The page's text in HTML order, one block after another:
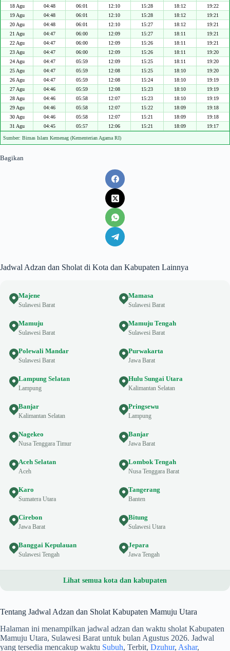
18 Agu
04:48 06:01 12:10 15:28 18:12
19:22
19 Agu
04:48 06:01 12:10 15:28 18:12
19:21
20 Agu
04:48 06:01 12:10 15:27 18:12
19:21
21 Agu
04:47 06:00 12:09 15:27 18:11
19:21
22 Agu
04:47 06:00 12:09 15:26 18:11
19:21
23 Agu
04:47 06:00 12:09 15:26 18:11
19:20
24 Agu
04:47 05:59 12:09 15:25 18:11
19:20
25 Agu
04:47 05:59 12:08 15:25 18:10
19:20
26 Agu
04:47 05:59 12:08 15:24 18:10
19:19
27 Agu
04:46 05:59 12:08 15:23 18:10
19:19
28 Agu
04:46 05:58 12:07 15:23 18:10
19:19
29 Agu
04:46 05:58 12:07 15:22 18:09
19:18
30 Agu
04:46 05:58 12:07 15:21 18:09
19:18
31 Agu
04:45 05:57 12:06 15:21 18:09 19:17
Sumber: Bimas Islam Kemenag (Kementerian Agama RI)
Bagikan
Jadwal Adzan dan Sholat di Kota dan Kabupaten Lainnya
Majene
Sulawesi Barat
Mamasa
Sulawesi Barat
Mamuju
Sulawesi Barat
Mamuju Tengah
Sulawesi Barat
Polewali Mandar
Sulawesi Barat
Purwakarta
Jawa Barat
Lampung Selatan
Lampung
Hulu Sungai Utara
Kalimantan Selatan
Banjar
Kalimantan Selatan
Pringsewu
Lampung
Nagekeo
Nusa Tenggara Timur
Banjar
Jawa Barat
Aceh Selatan
Aceh
Lombok Tengah
Nusa Tenggara Barat
Karo
Sumatera Utara
Tangerang
Banten
Cirebon
Jawa Barat
Bitung
Sulawesi Utara
Banggai Kepulauan
Sulawesi Tengah
Jepara
Jawa Tengah
Lihat semua kota dan kabupaten
Tentang Jadwal Adzan dan Sholat Kabupaten Mamuju Utara
Halaman ini menampilkan jadwal adzan dan waktu sholat Kabupaten
Mamuju Utara, Sulawesi Barat untuk bulan Agustus 2026. Jadwal
yang tersedia mencakup waktu Subuh, Terbit, Dzuhur, Ashar,